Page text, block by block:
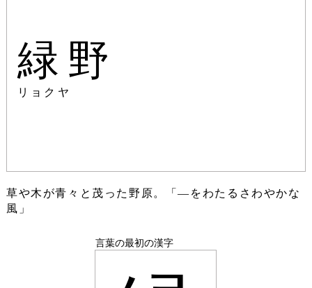
緑野
リョクヤ
草や木が青々と茂った野原。「―をわたるさわやかな
風」
言葉の最初の漢字